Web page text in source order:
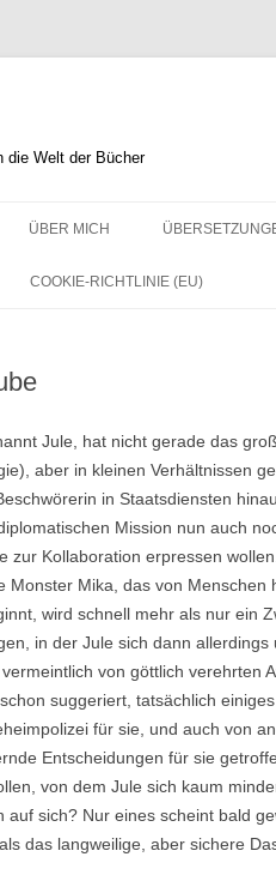
die Welt der Bücher
ÜBER MICH
COOKIE-RICHTLINIE (EU)
Jule, hat nicht gerade das
aber in kleinen Verhältnissen
in Staatsdiensten
Mission nun auch
zur Kollaboration erpressen
Monster Mika, das von
wird schnell mehr als nur ein
in der Jule sich dann
von göttlich verehrten
suggeriert, tatsächlich
für sie, und auch von
Entscheidungen für sie
von dem Jule sich kaum
auf sich? Nur eines scheint bald
das langweilige, aber sichere